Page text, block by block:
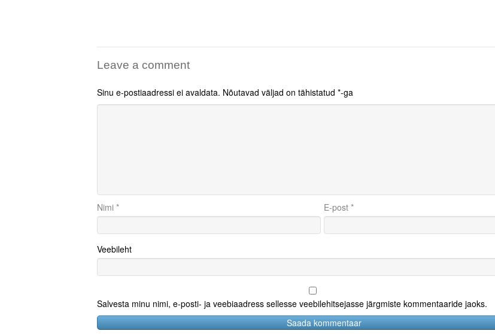
Leave a comment
Sinu e-postiaadressi ei avaldata. Nõutavad väljad on tähistatud *-ga
Nimi * E-post*
Veebileht
Salvesta minu nimi, e-posti- ja veebiaadress sellesse veebilehitsejasse järgmiste kommentaaride jaoks.